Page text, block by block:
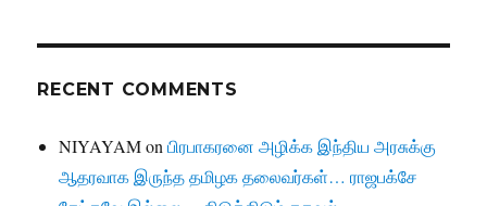
RECENT COMMENTS
NIYAYAMonபிரபாகரனை அழிக்க இந்திய அரசுக்கு
ஆதரவாக இருந்த தமிழக தலைவர்கள்… ராஜபக்சே